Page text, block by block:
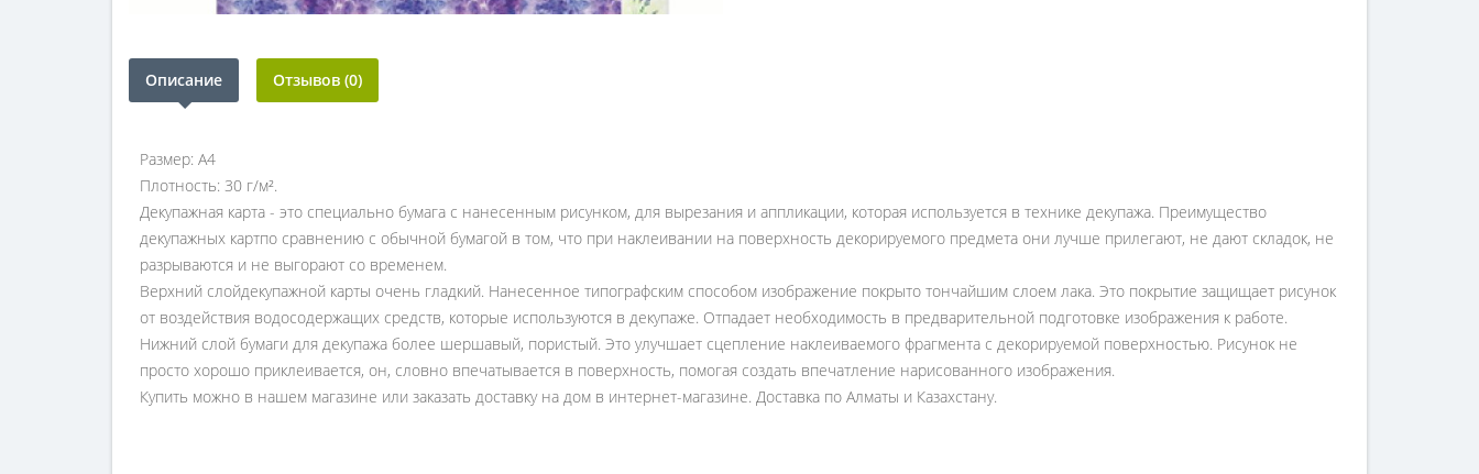
Описание Отзывов (0)
Размер: А4
Плотность: 30 г/м².
Декупажная карта - это специально бумага с нанесенным рисунком, для вырезания и аппликации, которая используется в технике декупажа. Преимущество
декупажных картпо сравнению с обычной бумагой в том, что при наклеивании на поверхность декорируемого предмета они лучше прилегают, не дают складок, не
разрываются и не выгорают со временем.
Верхний слойдекупажной карты очень гладкий. Нанесенное типографским способом изображение покрыто тончайшим слоем лака. Это покрытие защищает рисунок
от воздействия водосодержащих средств, которые используются в декупаже. Отпадает необходимость в предварительной подготовке изображения к работе.
Нижний слой бумаги для декупажа более шершавый, пористый. Это улучшает сцепление наклеиваемого фрагмента с декорируемой поверхностью. Рисунок не
просто хорошо приклеивается, он, словно впечатывается в поверхность, помогая создать впечатление нарисованного изображения.
Купить можно в нашем магазине или заказать доставку на дом в интернет-магазине. Доставка по Алматы и Казахстану.